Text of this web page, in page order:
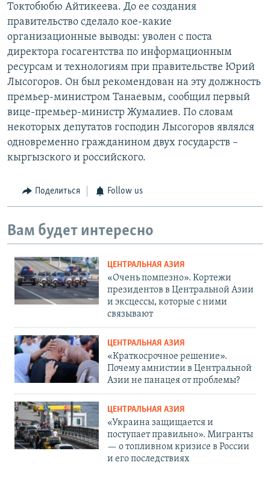
Токтобюбю Айтикеева. До ее создания
правительство сделало кое-какие
организационные выводы: уволен с поста
директора госагентства по информационным
ресурсам и технологиям при правительстве Юрий
Лысогоров. Он был рекомендован на эту должность
премьер-министром Танаевым, сообщил первый
вице-премьер-министр Жумалиев. По словам
некоторых депутатов господин Лысогоров являлся
одновременно гражданином двух государств –
кыргызского и российского.
Поделиться Follow us
Вам будет интересно
ЦЕНТРАЛЬНАЯ АЗИЯ
«Очень помпезно». Кортежи
президентов в Центральной Азии
и эксцессы, которые с ними
связывают
ЦЕНТРАЛЬНАЯ АЗИЯ
«Краткосрочное решение».
Почему амнистии в Центральной
Азии не панацея от проблемы?
ЦЕНТРАЛЬНАЯ АЗИЯ
«Украина защищается и
поступает правильно». Мигранты
— о топливном кризисе в России
и его последствиях